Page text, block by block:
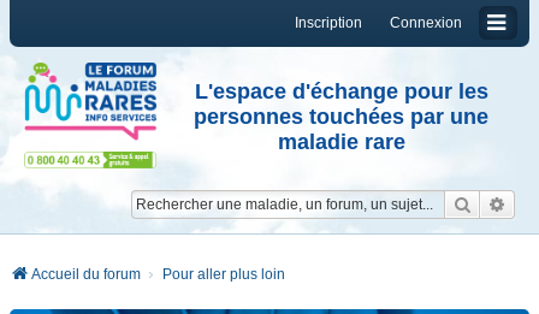
Connexion
Inscription
L'espace d'échange pour les
personnes touchées par une
maladie rare
Accueil du forum Pour aller plus loin